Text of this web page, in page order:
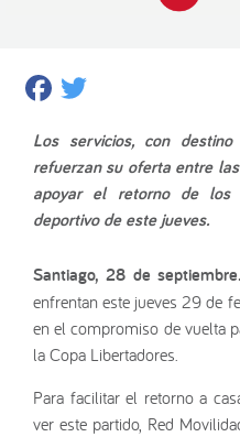
Facebook
Los servicios, con
refuerzan su oferta entre
apoyar el retorno de los
deportivo de este jueves.
Santiago, 28 de
enfrentan este jueves 29 de
en el compromiso de vuelta
la Copa Libertadores.
Para facilitar el retorno a
ver este partido, Red